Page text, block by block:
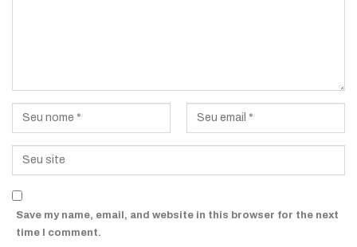
Save my name, email, and website in this browser for the next
time I comment.